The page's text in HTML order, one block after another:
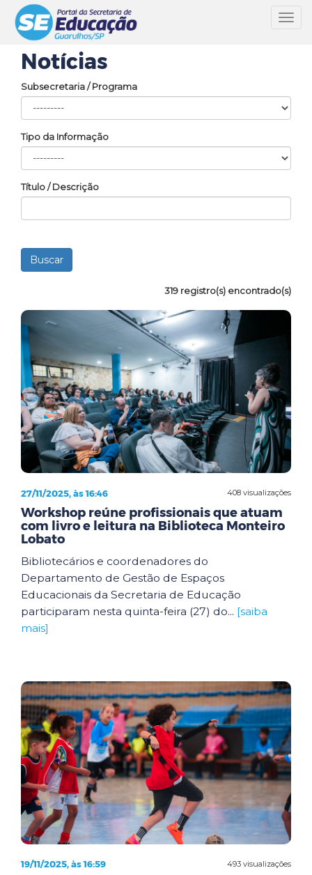
Notícias
Subsecretaria / Programa
Tipo da Informação
Título / Descrição
319 registro(s) encontrado(s)
408 visualizações
27/11/2025, às 16:46
Workshop reúne profissionais que atuam
com livro e leitura na Biblioteca Monteiro
Lobato
Bibliotecários e coordenadores do
Departamento de Gestão de Espaços
Educacionais da Secretaria de Educação
participaram nesta quinta-feira (27) do... [saiba
mais]
493 visualizações
19/11/2025, às 16:59